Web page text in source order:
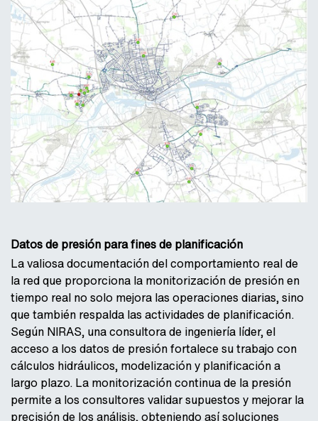
Datos de presión para fines de planificación
La valiosa documentación del comportamiento real de
la red que proporciona la monitorización de presión en
tiempo real no solo mejora las operaciones diarias, sino
que también respalda las actividades de planificación.
Según NIRAS, una consultora de ingeniería líder, el
acceso a los datos de presión fortalece su trabajo con
cálculos hidráulicos, modelización y planificación a
largo plazo. La monitorización continua de la presión
permite a los consultores validar supuestos y mejorar la
precisión de los análisis, obteniendo así soluciones